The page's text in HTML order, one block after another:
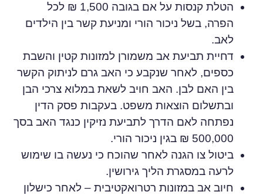
הטלת קנסות על אם בגובה 1,500 ₪ לכל
הפרה, בשל ניכור הורי ומניעת קשר בין הילדים
לאב.
דחיית תביעת אב משמורן למזונות קטין והשבת
כספים, לאחר שנקבע כי האב גרם לניתוק הקשר
בין האם לבן. האב חויב לשאת במלוא צרכי הבן
ובתשלום הוצאות משפט. בעקבות פסק הדין
נפתחה לאם הדרך לתביעת נזיקין כנגד האב בסך
500,000 ₪ בגין ניכור הורי.
ביטול צו הגנה לאחר שהוכח כי נעשה בו שימוש
לרעה במסגרת הליך גירושין.
חיוב אב במזונות רטרואקטיבית – לאחר כישלון